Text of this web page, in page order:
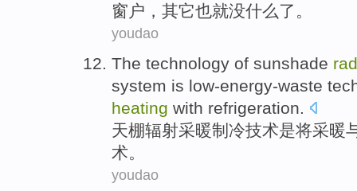
窗户 ，其它也就没什么了。
youdao
The technology of sunshade
system is low-energy-waste
heating with refrigeration.
天棚辐射采暖制冷技术是将采暖
术。
youdao